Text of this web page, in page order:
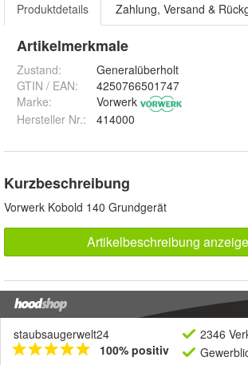
Produktdetails Zahlung, Versand &
Artikelmerkmale
Zustand:
Generalüberholt
GTIN / EAN:
4250766501747
Marke:
Vorwerk
Hersteller Nr.:
414000
Kurzbeschreibung
Vorwerk Kobold 140 Grundgerät
Artikelbeschreibung
staubsaugerwelt24
100% positiv
2346